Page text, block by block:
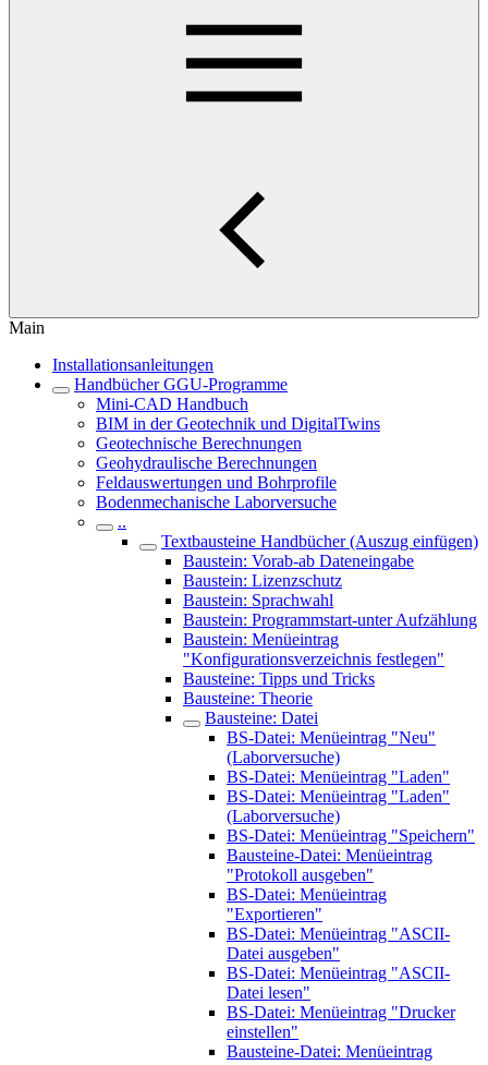
Main
Installationsanleitungen
Handbücher GGU-Programme
Mini-CAD Handbuch
BIM in der Geotechnik und DigitalTwins
Geotechnische Berechnungen
Geohydraulische Berechnungen
Feldauswertungen und Bohrprofile
Bodenmechanische Laborversuche
..
Textbausteine Handbücher (Auszug einfügen)
Baustein: Vorab-ab Dateneingabe
Baustein: Lizenzschutz
Baustein: Sprachwahl
Baustein: Programmstart-unter Aufzählung
Baustein: Menüeintrag
"Konfigurationsverzeichnis festlegen"
Bausteine: Tipps und Tricks
Bausteine: Theorie
Bausteine: Datei
BS-Datei: Menüeintrag "Neu"
(Laborversuche)
BS-Datei: Menüeintrag "Laden"
BS-Datei: Menüeintrag "Laden"
(Laborversuche)
BS-Datei: Menüeintrag "Speichern"
Bausteine-Datei: Menüeintrag
"Protokoll ausgeben"
BS-Datei: Menüeintrag
"Exportieren"
BS-Datei: Menüeintrag "ASCII-
Datei ausgeben"
BS-Datei: Menüeintrag "ASCII-
Datei lesen"
BS-Datei: Menüeintrag "Drucker
einstellen"
Bausteine-Datei: Menüeintrag